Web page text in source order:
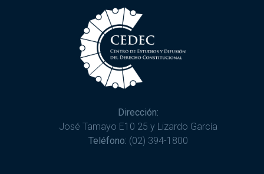
Dirección:
José Tamayo E10 25 y Lizardo García
Teléfono: (02) 394-1800